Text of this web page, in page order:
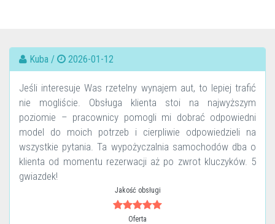
Kuba / 2026-01-12
Jeśli interesuje Was rzetelny wynajem aut, to lepiej trafić
nie mogliście. Obsługa klienta stoi na najwyższym
poziomie – pracownicy pomogli mi dobrać odpowiedni
model do moich potrzeb i cierpliwie odpowiedzieli na
wszystkie pytania. Ta wypożyczalnia samochodów dba o
klienta od momentu rezerwacji aż po zwrot kluczyków. 5
gwiazdek!
Jakość obsługi
Oferta